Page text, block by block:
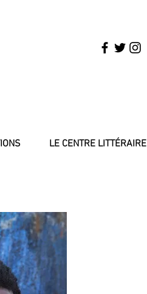
LE CENTRE LITTÉRAIRE